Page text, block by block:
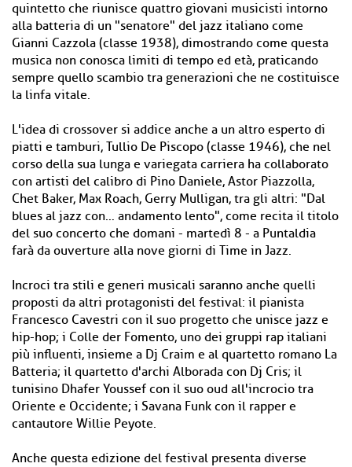
quintetto che riunisce quattro giovani musicisti intorno
alla batteria di un "senatore" del jazz italiano come
Gianni Cazzola (classe 1938), dimostrando come questa
musica non conosca limiti di tempo ed età, praticando
sempre quello scambio tra generazioni che ne costituisce
la linfa vitale.
L'idea di crossover si addice anche a un altro esperto di
piatti e tamburi, Tullio De Piscopo (classe 1946), che nel
corso della sua lunga e variegata carriera ha collaborato
con artisti del calibro di Pino Daniele, Astor Piazzolla,
Chet Baker, Max Roach, Gerry Mulligan, tra gli altri: "Dal
blues al jazz con… andamento lento", come recita il titolo
del suo concerto che domani - martedì 8 - a Puntaldia
farà da ouverture alla nove giorni di Time in Jazz.
Incroci tra stili e generi musicali saranno anche quelli
proposti da altri protagonisti del festival: il pianista
Francesco Cavestri con il suo progetto che unisce jazz e
hip-hop; i Colle der Fomento, uno dei gruppi rap italiani
più influenti, insieme a Dj Craim e al quartetto romano La
Batteria; il quartetto d'archi Alborada con Dj Cris; il
tunisino Dhafer Youssef con il suo oud all'incrocio tra
Oriente e Occidente; i Savana Funk con il rapper e
cantautore Willie Peyote.
Anche questa edizione del festival presenta diverse